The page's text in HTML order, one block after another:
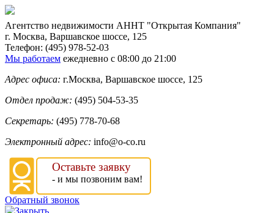
Агентство недвижимости АННТ "Открытая Компания"
г. Москва, Варшавское шоссе, 125
Телефон: (495) 978-52-03
Мы работаем ежедневно с 08:00 до 21:00
Адрес офиса: г.Москва, Варшавское шоссе, 125
Отдел продаж: (495) 504-53-35
Секретарь: (495) 778-70-68
Электронный адрес: info@o-co.ru
Оставьте заявку
- и мы позвоним вам!
Обратный звонок